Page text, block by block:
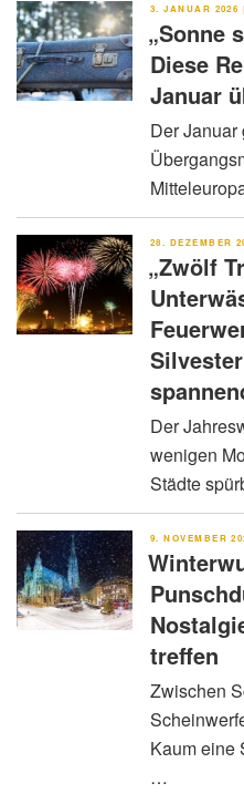
3. JANUAR 2026 |
„Sonne
Diese
Januar
Der
28. DEZEMBER
„Zwölf
Der
wenigen
Städte
9. NOVEMBER
treffen
Zwischen
Kaum eine
…